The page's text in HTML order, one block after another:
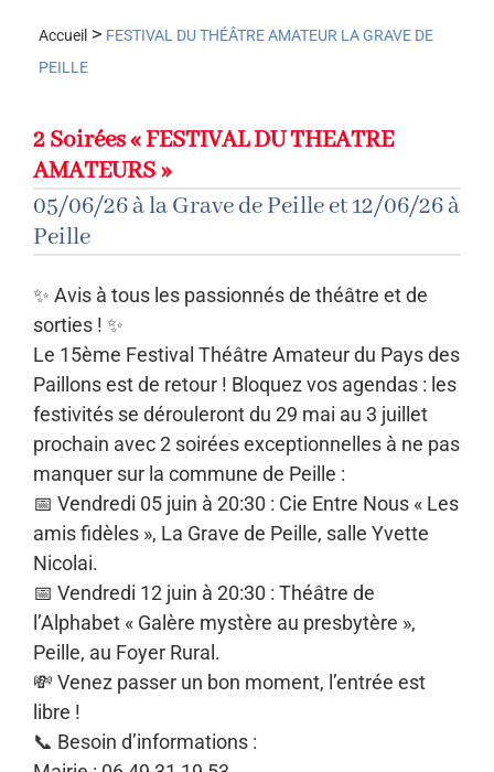
Accueil > FESTIVAL DU THÉÂTRE AMATEUR LA GRAVE DE
PEILLE
2 Soirées « FESTIVAL DU THEATRE
AMATEURS »
05/06/26 à la Grave de Peille et 12/06/26 à
Peille
✨ Avis à tous les passionnés de théâtre et de
sorties ! ✨
Le 15ème Festival Théâtre Amateur du Pays des
Paillons est de retour ! Bloquez vos agendas : les
festivités se dérouleront du 29 mai au 3 juillet
prochain avec 2 soirées exceptionnelles à ne pas
manquer sur la commune de Peille :
📅 Vendredi 05 juin à 20:30 : Cie Entre Nous « Les
amis fidèles », La Grave de Peille, salle Yvette
Nicolai.
📅 Vendredi 12 juin à 20:30 : Théâtre de
l’Alphabet « Galère mystère au presbytère »,
Peille, au Foyer Rural.
💸 Venez passer un bon moment, l’entrée est
libre !
📞 Besoin d’informations :